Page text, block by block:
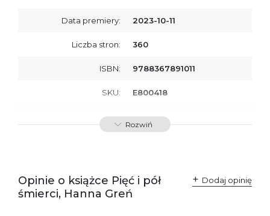
Data premiery: 2023-10-11
Liczba stron: 360
ISBN: 9788367891011
SKU: E800418
Producent / Osoby
odpowiedzialne za
Wydawnictwo Poznańskie
Sp. z o.o.
+48 61 623 38 38
Ostrzeżenia oraz
Rozwiń
Opinie o książce Pięć i pół
śmierci, Hanna Greń
Dodaj opinię